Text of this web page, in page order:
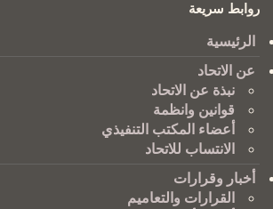
روابط سريعة
الرئيسية
عن الاتحاد
نبذة عن الاتحاد
قوانين وانظمة
أعضاء المكتب التنفيذي
الانتساب للاتحاد
أخبار وقرارات
القرارات والتعاميم